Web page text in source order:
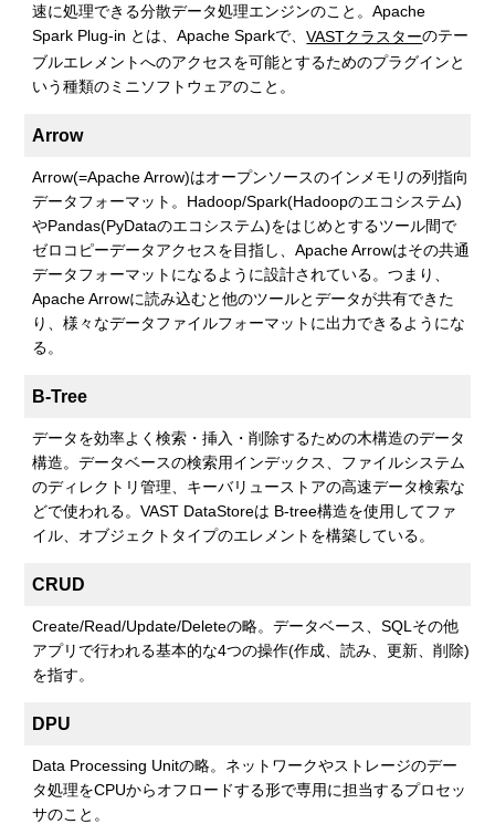
速に処理できる分散データ処理エンジンのこと。Apache
Spark Plug-in とは、Apache Sparkで、VASTクラスターのテー
ブルエレメントへのアクセスを可能とするためのプラグインと
いう種類のミニソフトウェアのこと。
Arrow
Arrow(=Apache Arrow)はオープンソースのインメモリの列指向
データフォーマット。Hadoop/Spark(Hadoopのエコシステム)
やPandas(PyDataのエコシステム)をはじめとするツール間で
ゼロコピーデータアクセスを目指し、Apache Arrowはその共通
データフォーマットになるように設計されている。つまり、
Apache Arrowに読み込むと他のツールとデータが共有できた
り、様々なデータファイルフォーマットに出力できるようにな
る。
B-Tree
データを効率よく検索・挿入・削除するための木構造のデータ
構造。データベースの検索用インデックス、ファイルシステム
のディレクトリ管理、キーバリューストアの高速データ検索な
どで使われる。VAST DataStoreは B-tree構造を使用してファ
イル、オブジェクトタイプのエレメントを構築している。
CRUD
Create/Read/Update/Deleteの略。データベース、SQLその他
アプリで行われる基本的な4つの操作(作成、読み、更新、削除)
を指す。
DPU
Data Processing Unitの略。ネットワークやストレージのデー
タ処理をCPUからオフロードする形で専用に担当するプロセッ
サのこと。